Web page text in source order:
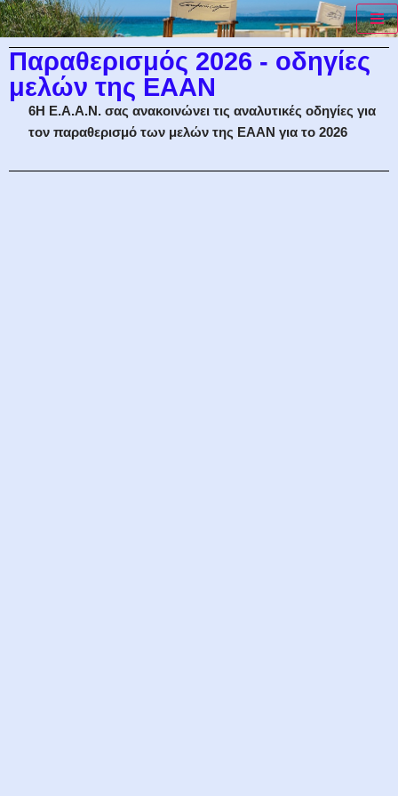
Μεταπηδήστε
στο
περιεχόμενο
Παραθερισμός 2026 - οδηγίες
μελών της ΕΑΑΝ
6H E.A.A.N. σας ανακοινώνει τις αναλυτικές οδηγίες για
τον παραθερισμό των μελών της ΕΑΑΝ για το 2026